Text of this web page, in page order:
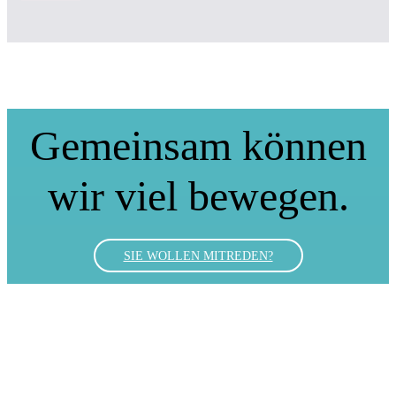
Gemeinsam können
wir viel bewegen.
SIE WOLLEN MITREDEN?